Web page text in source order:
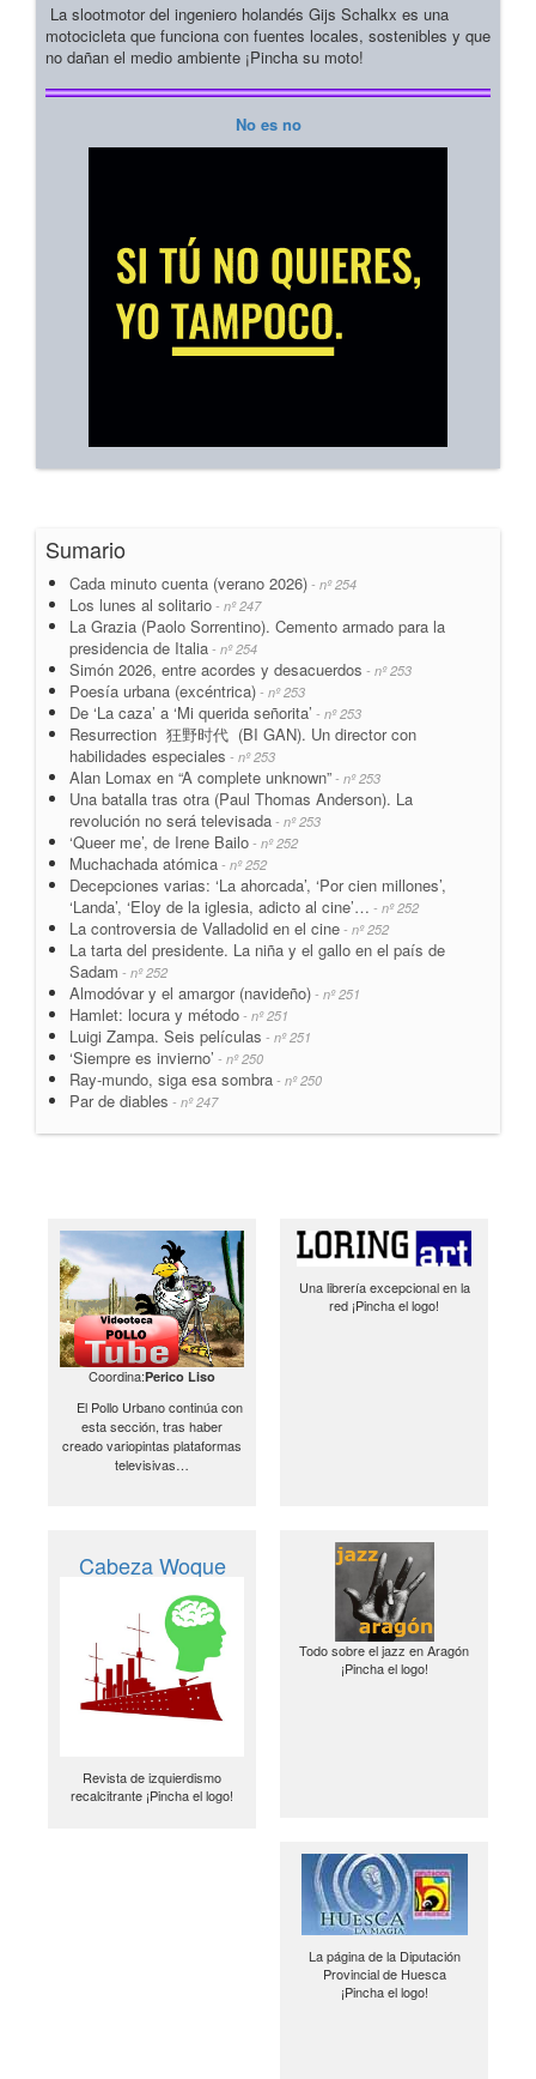
La slootmotor del ingeniero holandés Gijs Schalkx es una
motocicleta que funciona con fuentes locales, sostenibles y que
no dañan el medio ambiente ¡Pincha su moto!
No es no
Sumario
Cada minuto cuenta (verano 2026) - nº 254
Los lunes al solitario - nº 247
La Grazia (Paolo Sorrentino). Cemento armado para la
presidencia de Italia - nº 254
Simón 2026, entre acordes y desacuerdos - nº 253
Poesía urbana (excéntrica) - nº 253
De ‘La caza’ a ‘Mi querida señorita’ - nº 253
Resurrection 狂野时代 (BI GAN). Un director con
habilidades especiales - nº 253
Alan Lomax en “A complete unknown” - nº 253
Una batalla tras otra (Paul Thomas Anderson). La
revolución no será televisada - nº 253
‘Queer me’, de Irene Bailo - nº 252
Muchachada atómica - nº 252
Decepciones varias: ‘La ahorcada’, ‘Por cien millones’,
‘Landa’, ‘Eloy de la iglesia, adicto al cine’… - nº 252
La controversia de Valladolid en el cine - nº 252
La tarta del presidente. La niña y el gallo en el país de
Sadam - nº 252
Almodóvar y el amargor (navideño) - nº 251
Hamlet: locura y método - nº 251
Luigi Zampa. Seis películas - nº 251
‘Siempre es invierno’ - nº 250
Ray-mundo, siga esa sombra - nº 250
Par de diables - nº 247
Coordina:Perico Liso
El Pollo Urbano continúa con
esta sección, tras haber
creado variopintas plataformas
televisivas…
Una librería excepcional en la
red ¡Pincha el logo!
Cabeza Woque
Revista de izquierdismo
recalcitrante ¡Pincha el logo!
Todo sobre el jazz en Aragón
¡Pincha el logo!
La página de la Diputación
Provincial de Huesca
¡Pincha el logo!